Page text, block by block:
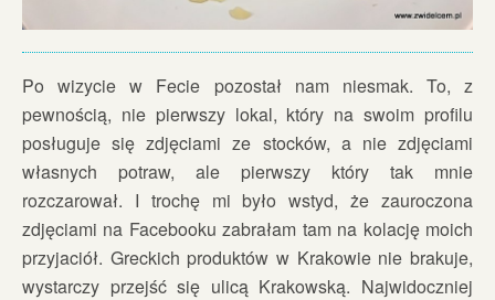
Po wizycie w Fecie pozostał nam niesmak. To, z
pewnością, nie pierwszy lokal, który na swoim profilu
posługuje się zdjęciami ze stocków, a nie zdjęciami
własnych potraw, ale pierwszy który tak mnie
rozczarował. I trochę mi było wstyd, że zauroczona
zdjęciami na Facebooku zabrałam tam na kolację moich
przyjaciół. Greckich produktów w Krakowie nie brakuje,
wystarczy przejść się ulicą Krakowską. Najwidoczniej